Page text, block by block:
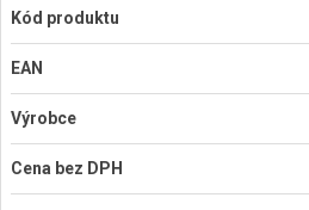
Kód produktu
EAN
Výrobce
Cena bez DPH